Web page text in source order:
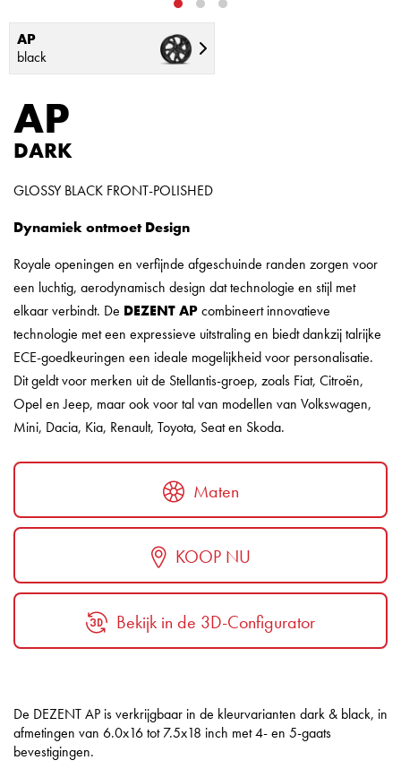
AP
black
AP
DARK
GLOSSY BLACK FRONT-POLISHED
Dynamiek ontmoet Design
Royale openingen en verfijnde afgeschuinde randen zorgen voor
een luchtig, aerodynamisch design dat technologie en stijl met
elkaar verbindt. De DEZENT APcombineert innovatieve
technologie met een expressieve uitstraling en biedt dankzij talrijke
ECE-goedkeuringen een ideale mogelijkheid voor personalisatie.
Dit geldt voor merken uit de Stellantis-groep, zoals Fiat, Citroën,
Opel en Jeep, maar ook voor tal van modellen van Volkswagen,
Mini, Dacia, Kia, Renault, Toyota, Seat en Skoda.
Maten
KOOP NU
Bekijk in de 3D-Configurator
De DEZENT AP is verkrijgbaar in de kleurvarianten dark & black, in
afmetingen van 6.0x16 tot 7.5x18 inch met 4- en 5-gaats
bevestigingen.